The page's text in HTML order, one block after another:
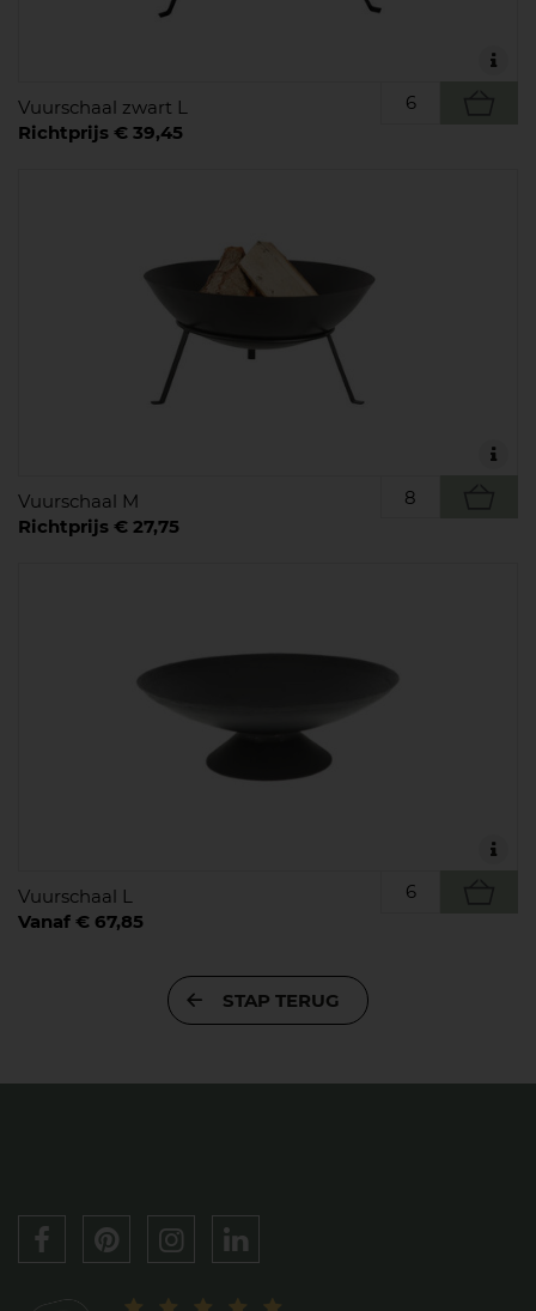
Vuurschaal zwart L
Richtprijs € 39,45
Vuurschaal M
Richtprijs € 27,75
Vuurschaal L
Vanaf € 67,85
STAP TERUG